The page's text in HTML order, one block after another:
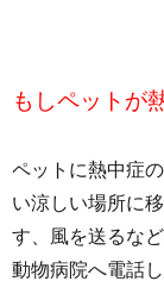
もしペットが
ペットに熱中症
い涼しい場所に
す、風を送るな
動物病院へ電話